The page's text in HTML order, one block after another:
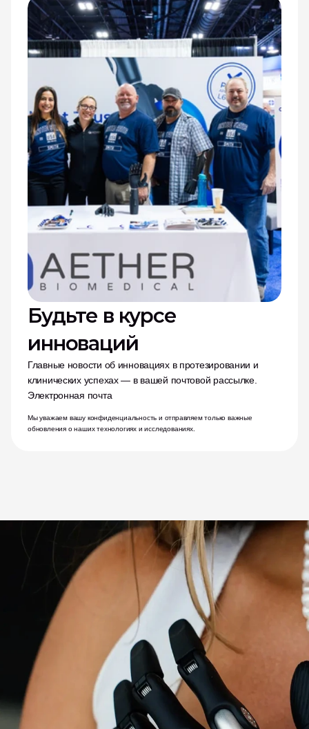
Будьте в курсе
инноваций
Главные новости об инновациях в протезировании и
клинических успехах — в вашей почтовой рассылке.
Электронная почта
Мы уважаем вашу конфиденциальность и отправляем только важные
обновления о наших технологиях и исследованиях.